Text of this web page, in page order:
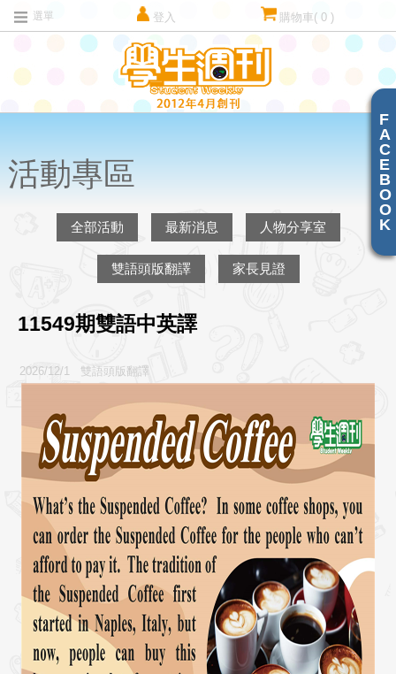
選單 登入 購物車( 0 )
活動專區
全部活動 最新消息 人物分享室
雙語頭版翻譯 家長見證
11549期雙語中英譯
2026/12/1 雙語頭版翻譯
F
A
C
E
B
O
O
K